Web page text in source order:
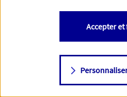
Vous êtes libre de les accepter, de
changer d'avis à tout moment en
Consulter notre politique de
Accepter